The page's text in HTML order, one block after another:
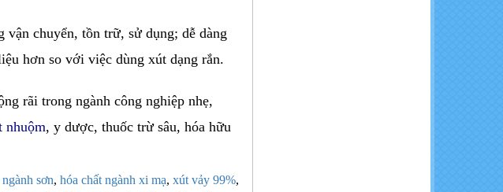
vận chuyển, tồn trữ, sử dụng; dễ dàng
hơn so với việc dùng xút dạng rắn.
rãi trong ngành công nghiệp nhẹ,
nhuộm, y dược, thuốc trừ sâu, hóa hữu
sơn,hóa chất ngành xi mạ,xút vảy 99%,